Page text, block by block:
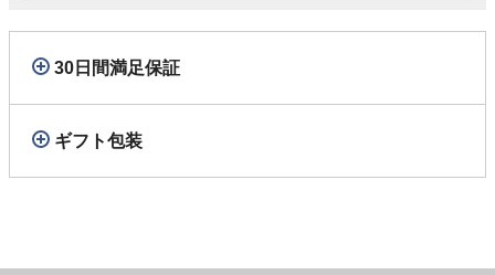
30日間満足保証
ギフト包装